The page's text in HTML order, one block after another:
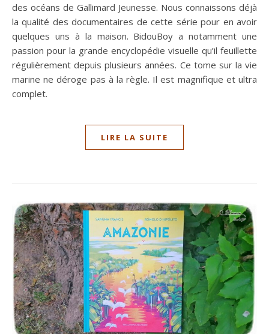
des océans de Gallimard Jeunesse. Nous connaissons déjà
la qualité des documentaires de cette série pour en avoir
quelques uns à la maison. BidouBoy a notamment une
passion pour la grande encyclopédie visuelle qu’il feuillette
régulièrement depuis plusieurs années. Ce tome sur la vie
marine ne déroge pas à la règle. Il est magnifique et ultra
complet.
LIRE LA SUITE